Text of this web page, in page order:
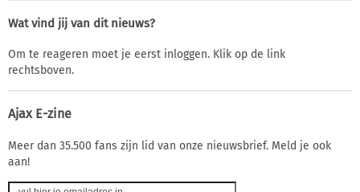
Wat vind jij van dit nieuws?
Om te reageren moet je eerst inloggen. Klik op de link
rechtsboven.
Ajax E-zine
Meer dan 35.500 fans zijn lid van onze nieuwsbrief. Meld je ook
aan!